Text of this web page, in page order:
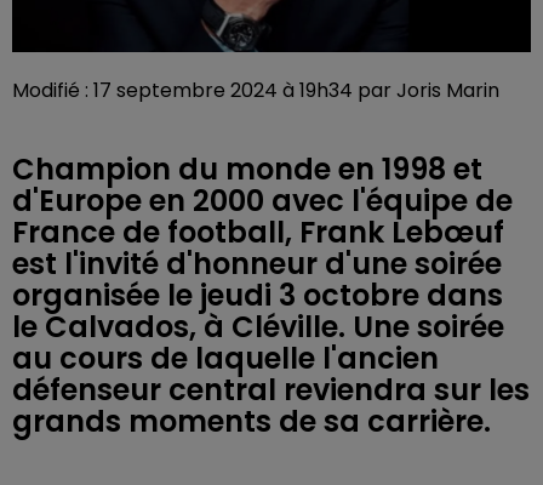
Modifié : 17 septembre 2024 à 19h34 par Joris Marin
Champion du monde en 1998 et
d'Europe en 2000 avec l'équipe de
France de football, Frank Lebœuf
est l'invité d'honneur d'une soirée
organisée le jeudi 3 octobre dans
le Calvados, à Cléville. Une soirée
au cours de laquelle l'ancien
défenseur central reviendra sur les
grands moments de sa carrière.